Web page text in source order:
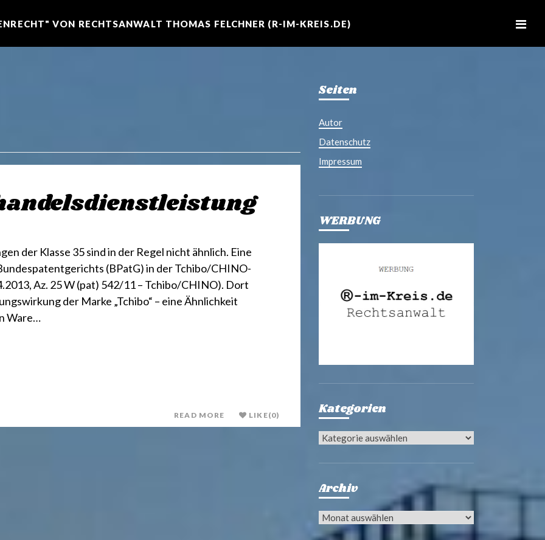
VON RECHTSANWALT THOMAS FELCHNER (R-IM-KREIS.DE)
der Klasse 35 sind in der Regel nicht ähnlich. Eine
(BPatG) in der Tchibo/CHINO-
Az. 25 W (pat) 542/11 – Tchibo/CHINO). Dort
der Marke „Tchibo“ – eine Ähnlichkeit
Ware…
READ MORE LIKE(0)
Seiten
Autor
Datenschutz
Impressum
WERBUNG
Kategorien
Kategorien
Archiv
Archiv